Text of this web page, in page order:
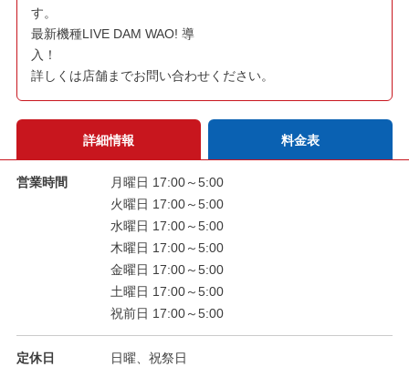
す。
最新機種LIVE DAM WAO! 導
入！
詳しくは店舗までお問い合わせください。
詳細情報 料金表
営業時間
月曜日 17:00～5:00
火曜日 17:00～5:00
水曜日 17:00～5:00
木曜日 17:00～5:00
金曜日 17:00～5:00
土曜日 17:00～5:00
祝前日 17:00～5:00
定休日 日曜、祝祭日